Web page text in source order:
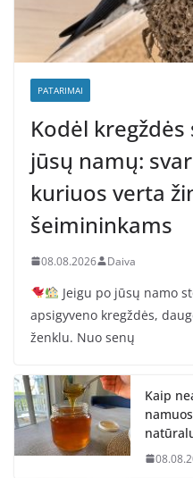
PATARIMAI
Kodėl
jūsų namų:
kuriuos verta
šeimininkams
08.08.2026 Daiva
Jeigu po jūsų namo
apsigyveno kregždės,
ženklu. Nuo senų
Kaip